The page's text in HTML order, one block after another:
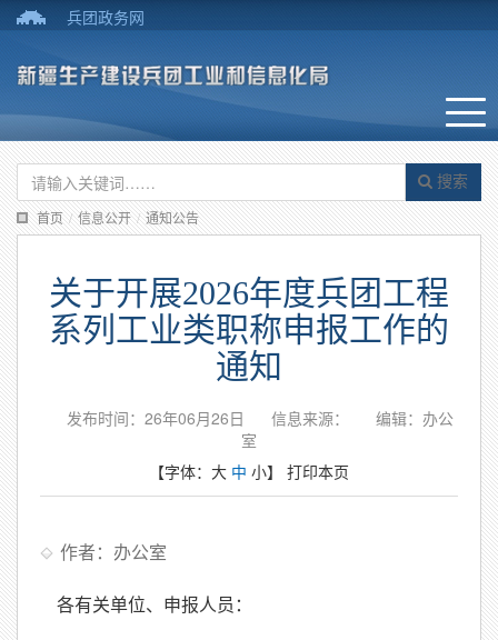
兵团政务网
搜索
首页 / 信息公开 / 通知公告
关于开展2026年度兵团工程
系列工业类职称申报工作的
通知
发布时间：26年06月26日 信息来源：
编辑：办公
室
【字体： 大 中 小】 打印本页
作者：办公室
各有关单位、申报人员：